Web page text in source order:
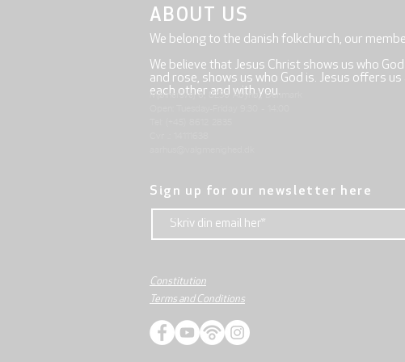
ABOUT US
We belong to the danish folkchurch, our
We believe that Jesus Christ shows us who
and rose, shows us who God is. Jesus offers
each other and with you.
Mjølnersvej 6, 8230 Åbyhøj, Denmark
Sign up for our newsletter here
Constitution
Terms and Conditions